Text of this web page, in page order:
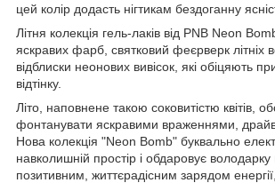
цей колір додасть нігтикам бездоганну
Літня колекція гель-лаків від PNB Neon
яскравих фарб, святковий феєрверк літніх
відблиски неонових вивісок, які обіцяють
відтінку.
Літо, наповнене такою соковитістю квітів,
фонтанувати яскравими враженнями,
Нова колекція "Neon Bomb" буквально
навколишній простір і обдаровує
позитивним, життєрадісним зарядом